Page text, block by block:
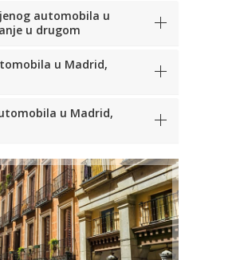
automobila u
u drugom
u Madrid,
u Madrid,